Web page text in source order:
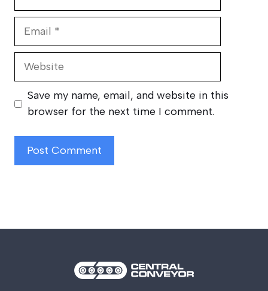
Website
Save my name, email, and website in this
browser for the next time I comment.